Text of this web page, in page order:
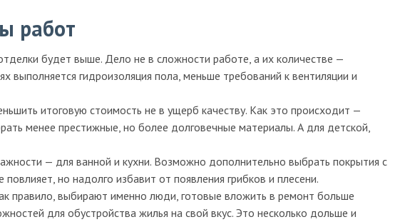
работ
будет выше. Дело не в сложности работе, а их количестве —
выполняется гидроизоляция пола, меньше требований к вентиляции и
итоговую стоимость не в ущерб качеству. Как это происходит —
менее престижные, но более долговечные материалы. А для детской,
— для ванной и кухни. Возможно дополнительно выбрать покрытия с
но надолго избавит от появления грибков и плесени.
правило, выбирают именно люди, готовые вложить в ремонт больше
для обустройства жилья на свой вкус. Это несколько дольше и